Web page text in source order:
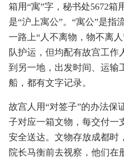
箱用“寓”字，秘书处5672箱
是“沪上寓公”。“寓公”是指
一路上“人不离物，物不离
队护运，但均配有故宫工作
到另一地，出发时间、运输
船，都有文字记录。
故宫人用“对签子”的办法保
子对应一箱文物，每交付一
安全送达。文物存放成都时
院长马衡前去视察，他们在